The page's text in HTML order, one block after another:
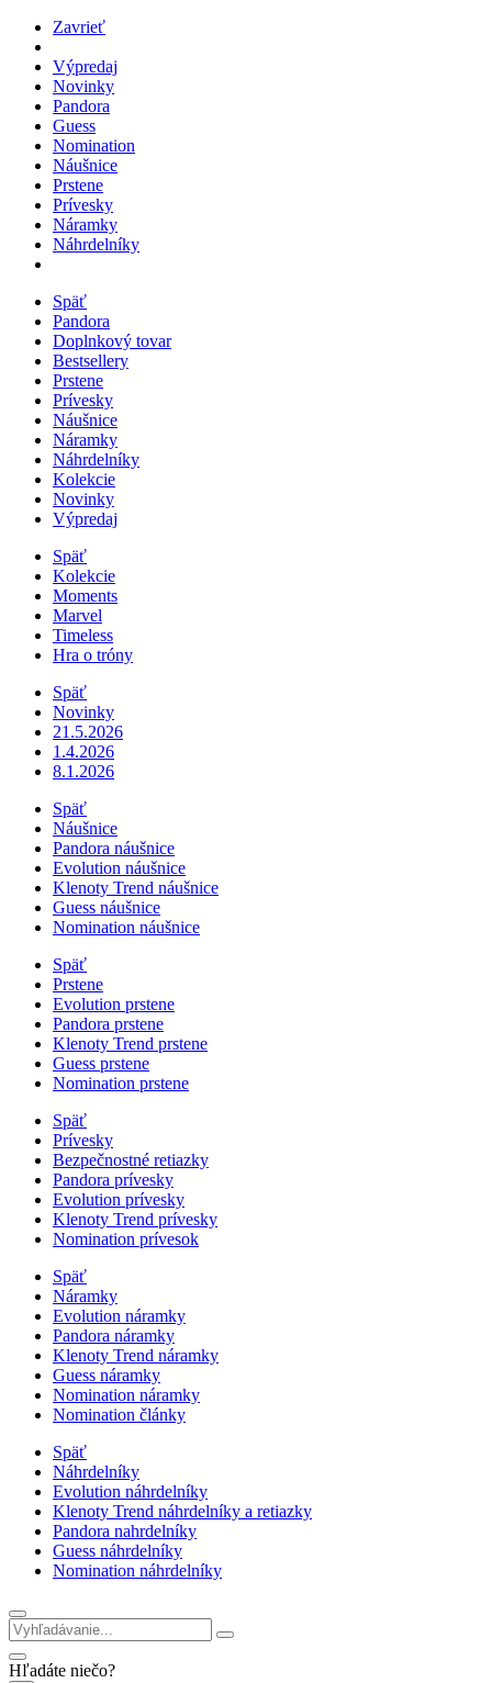
Zavrieť
Výpredaj
Novinky
Pandora
Guess
Nomination
Náušnice
Prstene
Prívesky
Náramky
Náhrdelníky
Späť
Pandora
Doplnkový tovar
Bestsellery
Prstene
Prívesky
Náušnice
Náramky
Náhrdelníky
Kolekcie
Novinky
Výpredaj
Späť
Kolekcie
Moments
Marvel
Timeless
Hra o tróny
Späť
Novinky
21.5.2026
1.4.2026
8.1.2026
Späť
Náušnice
Pandora náušnice
Evolution náušnice
Klenoty Trend náušnice
Guess náušnice
Nomination náušnice
Späť
Prstene
Evolution prstene
Pandora prstene
Klenoty Trend prstene
Guess prstene
Nomination prstene
Späť
Prívesky
Bezpečnostné retiazky
Pandora prívesky
Evolution prívesky
Klenoty Trend prívesky
Nomination prívesok
Späť
Náramky
Evolution náramky
Pandora náramky
Klenoty Trend náramky
Guess náramky
Nomination náramky
Nomination články
Späť
Náhrdelníky
Evolution náhrdelníky
Klenoty Trend náhrdelníky a retiazky
Pandora nahrdelníky
Guess náhrdelníky
Nomination náhrdelníky
Hľadáte niečo?